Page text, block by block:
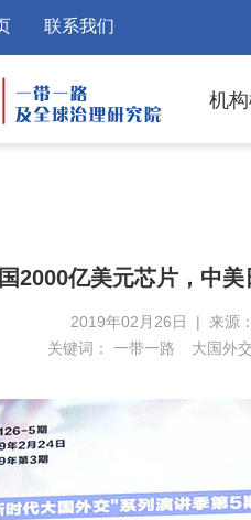
联系我们
机
2000亿美元芯片，中
2019年02月26日 | 来源
关键词： 一带一路 大国外